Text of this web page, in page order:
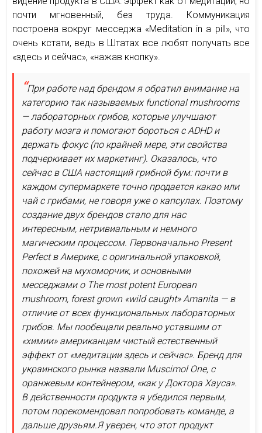
почти мгновенный, без труда. Коммуникация
построена вокруг месседжа «Meditation in a pill», что
очень кстати, ведь в Штатах все любят получать все
«здесь и сейчас», «нажав кнопку».
При работе над брендом я обратил внимание на
категорию так называемых functional mushrooms
— лабораторных грибов, которые улучшают
работу мозга и помогают бороться с ADHD и
держать фокус (по крайней мере, эти свойства
подчеркивает их маркетинг). Оказалось, что
сейчас в США настоящий грибной бум: почти в
каждом супермаркете точно продается какао или
чай с грибами, не говоря уже о капсулах. Поэтому
создание двух брендов стало для нас
интересным, нетривиальным и немного
магическим процессом. Первоначально Present
Perfect в Америке, с оригинальной упаковкой,
похожей на мухоморчик, и основными
месседжами о The most potent European
mushroom, forest grown «wild caught» Amanita — в
отличие от всех функциональных лабораторных
грибов. Мы пообещали реально уставшим от
«химии» американцам чистый естественный
эффект от «медитации здесь и сейчас». Бренд для
украинского рынка назвали Muscimol One, с
оранжевым контейнером, «как у Доктора Хауса».
В действенности продукта я убедился первым,
потом порекомендовал попробовать команде, а
дальше друзьям.Я уверен, что этот продукт